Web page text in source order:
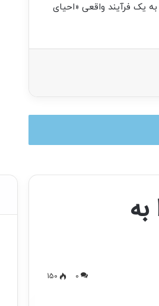
یک فرآیند واقعی «احیای